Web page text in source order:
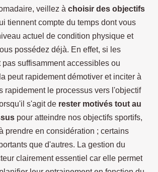
veillez à choisir des objectifs
tiennent compte du temps dont vous
actuel de condition physique et
possédez déjà. En effet, si les
suffisamment accessibles ou
peut rapidement démotiver et inciter à
rapidement le processus vers l'objectif
s'agit de rester motivés tout au
pour atteindre nos objectifs sportifs,
prendre en considération ; certains
que d'autres. La gestion du
clairement essentiel car elle permet